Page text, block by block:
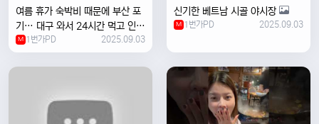
여름 휴가 숙박비 때문에 부산 포
기… 대구 와서 24시간 먹고 인생
위로받았습니다
M 1번가PD 2025.09.03
신기한 베트남 시골 야시장
M 1번가PD 2025.09.03